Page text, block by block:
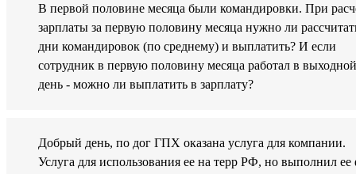
В первой половине месяца были командировки. При
зарплаты за первую половину месяца нужно ли
дни командировок (по среднему) и выплатить? И если
сотрудник в первую половину месяца работал в выходной
день - можно ли выплатить в зарплату?
Добрый день, по дог ГПХ оказана услуга для компании.
Услуга для использования ее на терр РФ, но выполнил ее